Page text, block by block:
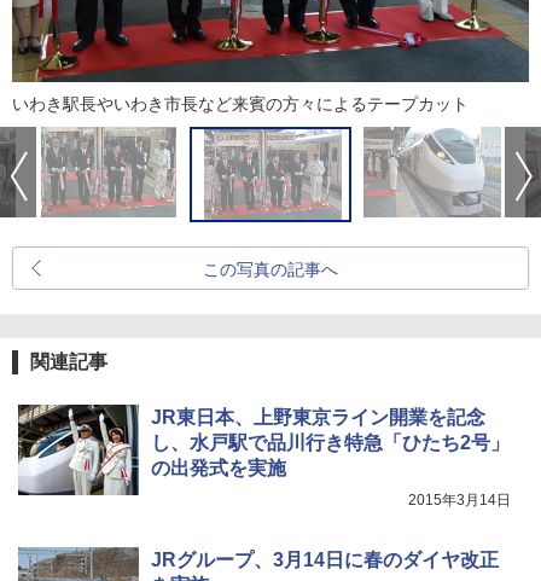
いわき駅長やいわき市長など来賓の方々によるテープカット
この写真の記事へ
関連記事
JR東日本、上野東京ライン開業を記念
し、水戸駅で品川行き特急「ひたち2号」
の出発式を実施
2015年3月14日
JRグループ、3月14日に春のダイヤ改正